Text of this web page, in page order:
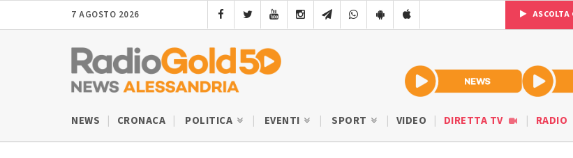
7 AGOSTO 2026 ASCOLTA
NEWS CRONACA POLITICA EVENTI SPORT VIDEO DIRETTA TV RADIO